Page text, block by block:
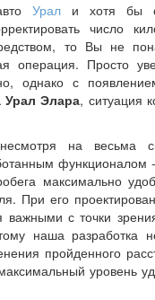
Урали хотя бы
число
то Вы не
операция. Просто
однако с
Урал Элара, ситуация
на весьма
функционалом
максимально
При его
важными с точки
наша разработка
пройденного
уровень